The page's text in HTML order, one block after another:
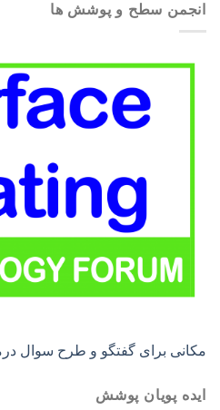
انجمن سطح و پوشش ها
مکانی برای گفتگو و طرح سوال
ایده پویان پوشش